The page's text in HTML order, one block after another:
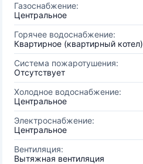
Газоснабжение:
Центральное
Горячее водоснабжение:
Квартирное (квартирный котел)
Система пожаротушения:
Отсутствует
Холодное водоснабжение:
Центральное
Электроснабжение:
Центральное
Вентиляция:
Вытяжная вентиляция